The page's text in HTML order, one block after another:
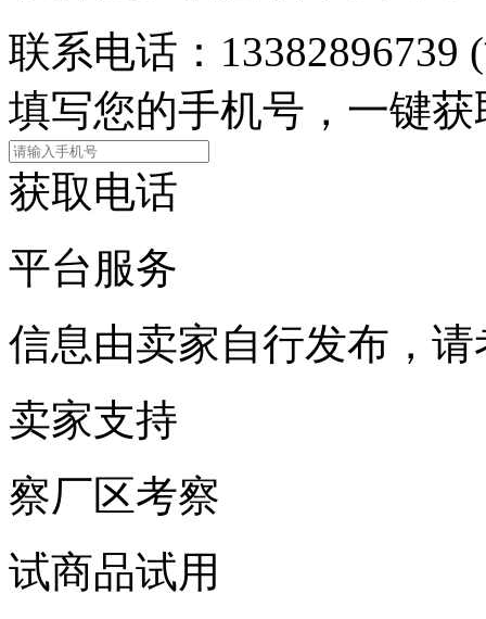
联系电话： 13382896739
填写您的手机号 ，一键
获取电话
平台服务
信息由卖家自行发布，
卖家支持
察厂区考察
试商品试用